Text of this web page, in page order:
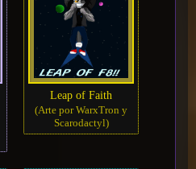
Leap of Faith
(Arte por WarxTron y
Scarodactyl)